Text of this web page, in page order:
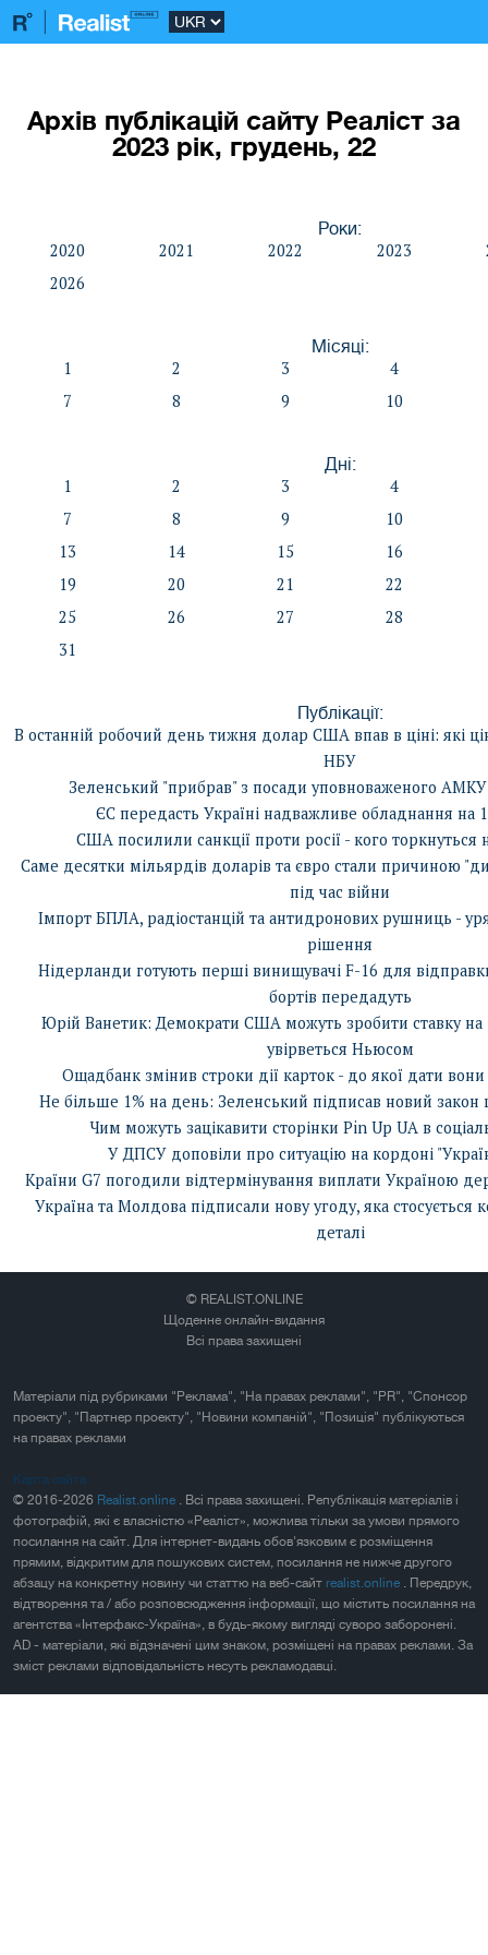
Архів публікацій сайту Реаліст за
2023 рік, грудень, 22
Роки:
2020 2021 2022 2023
2026
Місяці:
1 2 3
4
7
8 9 10
Дні:
1 2 3
4
7
8 9
10
13
14 15
16
19
20 21
22
25
26 27
28
31
Публікації:
В останній робочий день тижня долар США впав в ціні: які
НБУ
Зеленський "прибрав" з посади уповноваженого АМКУ
ЄС передасть Україні надважливе обладнання на
США посилили санкції проти росії - кого торкнуться
Саме десятки мільярдів доларів та євро стали причиною
під час війни
Імпорт БПЛА, радіостанцій та антидронових рушниць -
рішення
Нідерланди готують перші винищувачі F-16 для
бортів передадуть
Юрій Ванетик: Демократи США можуть зробити ставку на
увірветься Ньюсом
Ощадбанк змінив строки дії карток - до якої дати
Не більше 1% на день: Зеленський підписав новий закон
Чим можуть зацікавити сторінки Pin Up UA в
У ДПСУ доповіли про ситуацію на кордоні
Країни G7 погодили відтермінування виплати Україною
Україна та Молдова підписали нову угоду, яка стосується
деталі
© REALIST.ONLINE
Щоденне онлайн-видання
Всі права захищені
Матеріали під рубриками "Реклама", "На правах реклами", "PR", "Спонсор
проекту", "Партнер проекту", "Новини компаній", "Позиція" публікуються
на правах реклами
Карта сайта
© 2016-2026 Realist.online . Всі права захищені. Републікація матеріалів і
фотографій, які є власністю «Реаліст», можлива тільки за умови прямого
посилання на сайт. Для інтернет-видань обов'язковим є розміщення
прямим, відкритим для пошукових систем, посилання не нижче другого
абзацу на конкретну новину чи статтю на веб-сайт realist.online . Передрук,
відтворення та / або розповсюдження інформації, що містить посилання на
агентства «Інтерфакс-Україна», в будь-якому вигляді суворо заборонені.
AD - матеріали, які відзначені цим знаком, розміщені на правах реклами. За
зміст реклами відповідальність несуть рекламодавці.